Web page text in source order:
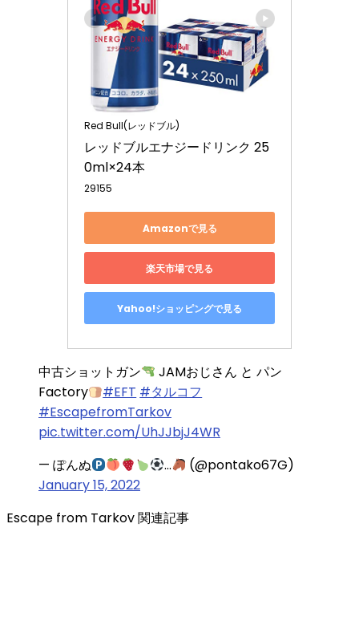
Red Bull(レッドブル)
レッドブルエナジードリンク 25
0ml×24本
29155
Amazonで見る
楽天市場で見る
Yahoo!ショッピングで見る
中古ショットガン
JAMおじさん と パン
Factory
#EFT #タルコフ
#EscapefromTarkov
pic.twitter.com/UhJJbjJ4WR
— ぽんぬ
…
(@pontako67G)
January 15, 2022
Escape from Tarkov 関連記事